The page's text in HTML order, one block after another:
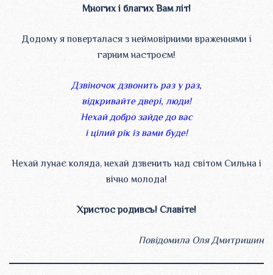
Многих і благих Вам літ!
Додому я поверталася з неймовірними враженнями і
гарним настроєм!
Дзвіночок дзвонить раз у раз,
відкривайте двері, люди!
Нехай добро зайде до вас
і цілий рік із вами буде!
Нехай лунає коляда, нехай дзвенить над світом Сильна і
вічно молода!
Христос родивсь! Славіте!
Повідомила Оля Дмитришин